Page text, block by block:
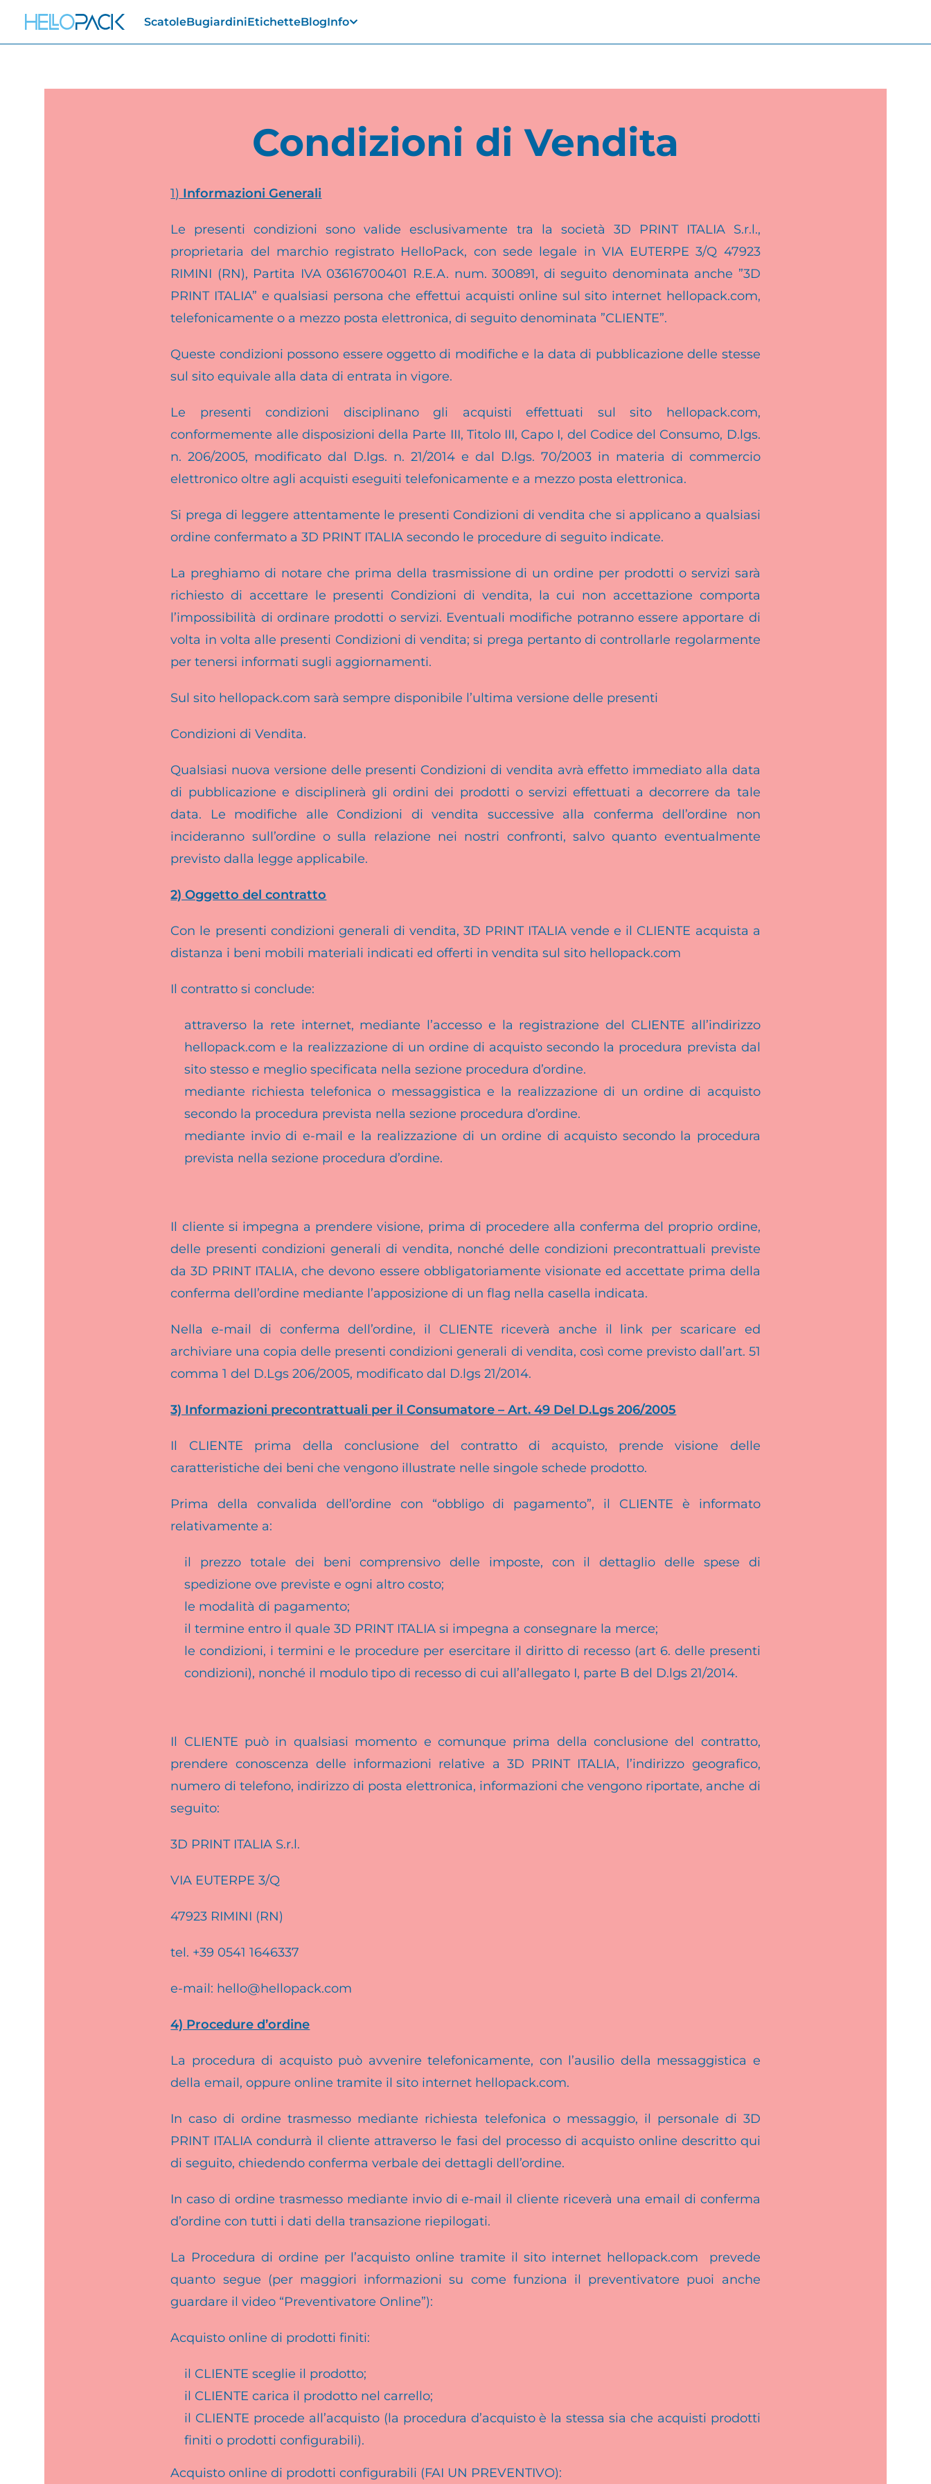
ScatoleBugiardiniEtichetteBlogInfo
Condizioni di Vendita
1) Informazioni Generali
Le presenti condizioni sono valide esclusivamente tra la società 3D PRINT ITALIA S.r.l.,
proprietaria del marchio registrato HelloPack, con sede legale in VIA EUTERPE 3/Q 47923
RIMINI (RN), Partita IVA 03616700401 R.E.A. num. 300891, di seguito denominata anche ”3D
PRINT ITALIA” e qualsiasi persona che effettui acquisti online sul sito internet hellopack.com,
telefonicamente o a mezzo posta elettronica, di seguito denominata ”CLIENTE”.
Queste condizioni possono essere oggetto di modifiche e la data di pubblicazione delle stesse
sul sito equivale alla data di entrata in vigore.
Le presenti condizioni disciplinano gli acquisti effettuati sul sito hellopack.com,
conformemente alle disposizioni della Parte III, Titolo III, Capo I, del Codice del Consumo, D.lgs.
n. 206/2005, modificato dal D.lgs. n. 21/2014 e dal D.lgs. 70/2003in materia di commercio
elettronico oltre agli acquisti eseguiti telefonicamente e a mezzo posta elettronica.
Si prega di leggere attentamente le presenti Condizioni di vendita che si applicano a qualsiasi
ordine confermato a 3D PRINT ITALIA secondo le procedure di seguito indicate.
La preghiamo di notare che prima della trasmissione di un ordine per prodotti o servizi sarà
richiesto di accettare le presenti Condizioni di vendita, la cui non accettazione comporta
l’impossibilità di ordinare prodotti o servizi. Eventuali modifiche potranno essere apportare di
volta in volta alle presenti Condizioni di vendita; si prega pertanto di controllarle regolarmente
per tenersi informati sugli aggiornamenti.
Sul sito hellopack.com sarà sempre disponibile l’ultima versione delle presenti
Condizioni di Vendita.
Qualsiasi nuova versione delle presenti Condizioni di vendita avrà effetto immediato alla data
di pubblicazione e disciplinerà gli ordini dei prodotti o servizi effettuati a decorrere da tale
data. Le modifiche alle Condizioni di vendita successive alla conferma dell’ordine non
incideranno sull’ordine o sulla relazione nei nostri confronti, salvo quanto eventualmente
previsto dalla legge applicabile.
2) Oggetto del contratto
Con le presenti condizioni generali di vendita, 3D PRINT ITALIA vende e il CLIENTE acquista a
distanza i beni mobili materiali indicati ed offerti in vendita sul sito hellopack.com
Il contratto si conclude:
attraverso la rete internet, mediante l’accesso e la registrazione del CLIENTE all’indirizzo
hellopack.com e la realizzazione di un ordine di acquisto secondo la procedura prevista dal
sito stesso e meglio specificata nella sezione procedura d’ordine.
mediante richiesta telefonicao messaggisticae la realizzazione di un ordine di acquisto
secondo la procedura prevista nella sezione procedura d’ordine.
mediante invio di e-mail e la realizzazione di un ordine di acquisto secondo la procedura
prevista nella sezione procedura d’ordine.
Il cliente si impegna a prendere visione, prima di procedere alla conferma del proprio ordine,
delle presenti condizioni generali di vendita, nonché delle condizioni precontrattuali previste
da 3D PRINT ITALIA, che devono essere obbligatoriamente visionate ed accettate prima della
conferma dell’ordine mediante l’apposizione di un flag nella casella indicata.
Nella e-mail di conferma dell’ordine, il CLIENTE riceverà anche il link per scaricare ed
archiviare una copia delle presenti condizioni generali di vendita, così come previsto dall’art. 51
comma 1 del D.Lgs 206/2005, modificato dal D.lgs 21/2014.
3) Informazioni precontrattuali per il Consumatore – Art. 49 Del D.Lgs 206/2005
Il CLIENTE prima della conclusione del contratto di acquisto, prende visione delle
caratteristiche dei beni che vengono illustrate nelle singole schede prodotto.
Prima della convalida dell’ordine con “obbligo di pagamento”, il CLIENTE è informato
relativamente a:
il prezzo totale dei beni comprensivo delle imposte, con il dettaglio delle spese di
spedizione ove previste e ogni altro costo;
le modalità di pagamento;
il termine entro il quale 3D PRINT ITALIA si impegna a consegnare la merce;
le condizioni, i termini e le procedure per esercitare il diritto di recesso (art 6. delle presenti
condizioni), nonché il modulo tipo di recesso di cui all’allegato I, parte B del D.lgs 21/2014.
Il CLIENTE può in qualsiasi momento e comunque prima della conclusione del contratto,
prendere conoscenza delle informazioni relative a 3D PRINT ITALIA, l’indirizzo geografico,
numero di telefono, indirizzo di posta elettronica, informazioni che vengono riportate, anche di
seguito:
3D PRINT ITALIA S.r.l.
VIA EUTERPE 3/Q
47923 RIMINI (RN)
tel. +39 0541 1646337
e-mail: hello@hellopack.com
4) Procedure d’ordine
La procedura di acquisto può avvenire telefonicamente, con l’ausilio della messaggistica e
della email, oppure online tramite il sito internet hellopack.com.
In caso di ordine trasmesso mediante richiesta telefonica o messaggio, il personale di 3D
PRINT ITALIA condurrà il cliente attraverso le fasi del processo di acquisto online descritto qui
di seguito, chiedendo conferma verbale dei dettagli dell’ordine.
In caso di ordine trasmesso mediante invio di e-mail il cliente riceverà una email di conferma
d’ordine con tutti i dati della transazione riepilogati.
La Procedura di ordine per l’acquisto online tramite il sito internet hellopack.com prevede
quanto segue (per maggiori informazioni su come funziona il preventivatore puoi anche
guardare il video “Preventivatore Online”):
Acquisto online di prodotti finiti:
il CLIENTE sceglie il prodotto;
il CLIENTE carica il prodotto nel carrello;
il CLIENTE procede all’acquisto (la procedura d’acquisto è la stessa sia che acquisti prodotti
finiti o prodotti configurabili).
Acquisto online di prodotti configurabili (FAI UN PREVENTIVO):